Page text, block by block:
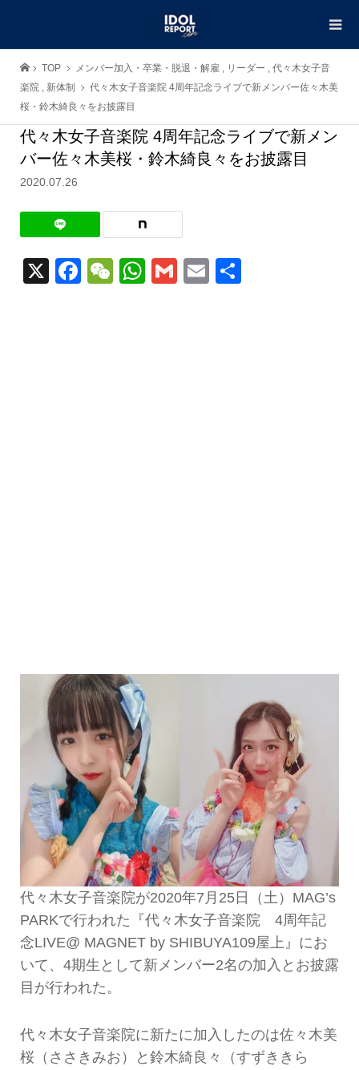
TOP メンバー加入・卒業・脱退・解雇 , リーダー , 代々木女子音
楽院 , 新体制
代々木女子音楽院 4周年記念ライブで新メンバー佐々木美
桜・鈴木綺良々をお披露目
代々木女子音楽院 4周年記念ライブで新メン
バー佐々木美桜・鈴木綺良々をお披露目
2020.07.26
X Facebook
WeChat
WhatsApp
GmailEmail
代々木女子音楽院が2020年7月25日（土）MAG’s
PARKで行われた『代々木女子音楽院 4周年記
念LIVE@ MAGNET by SHIBUYA109屋上』にお
いて、4期生として新メンバー2名の加入とお披露
目が行われた。
代々木女子音楽院に新たに加入したのは佐々木美
桜（ささきみお）と鈴木綺良々（すずききら